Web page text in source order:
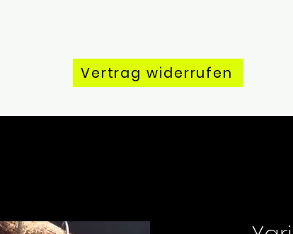
Vertrag widerrufen